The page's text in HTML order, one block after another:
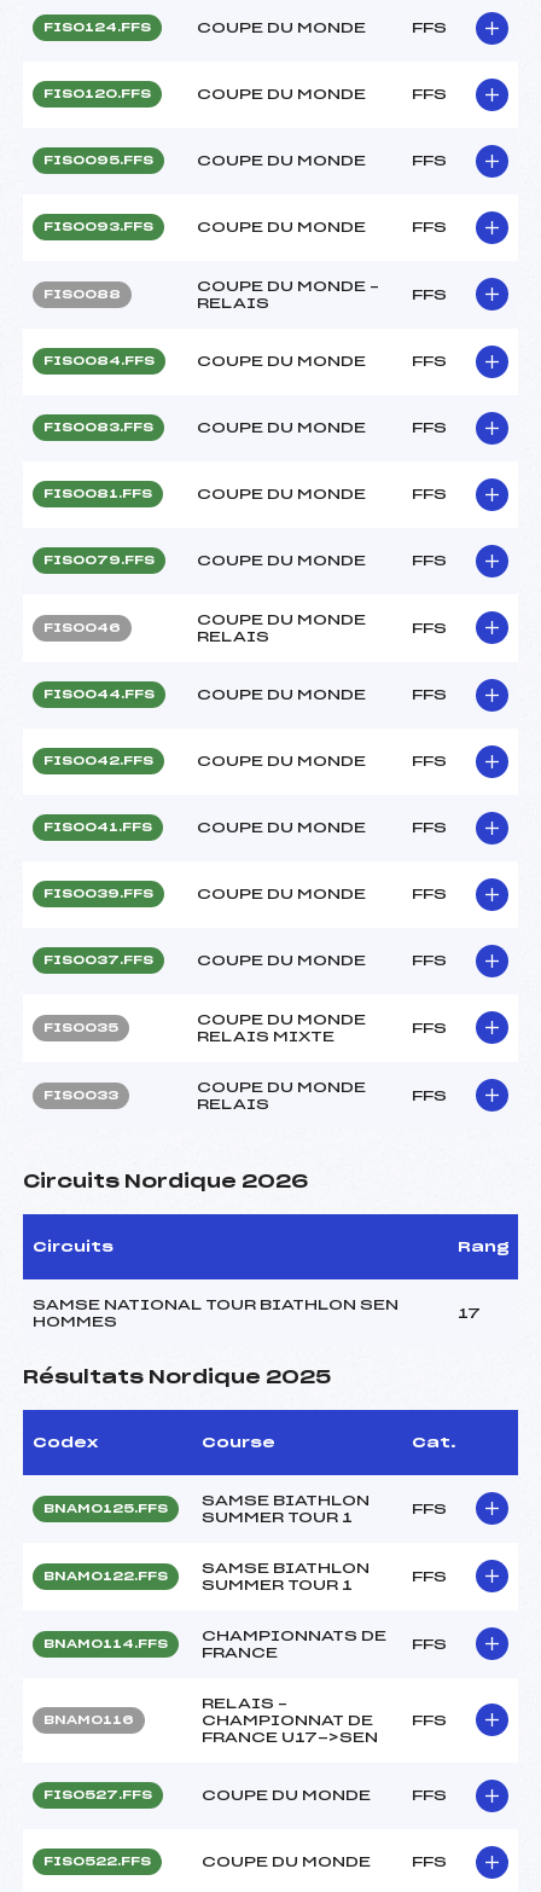
FIS0124.FFS COUPE DU MONDE FFS
FIS0120.FFS COUPE DU MONDE FFS
FIS0095.FFS COUPE DU MONDE FFS
FIS0093.FFS COUPE DU MONDE FFS
FIS0088
COUPE DU MONDE –
RELAIS
FFS
FIS0084.FFS COUPE DU MONDE FFS
FIS0083.FFS COUPE DU MONDE FFS
FIS0081.FFS COUPE DU MONDE FFS
FIS0079.FFS COUPE DU MONDE FFS
FIS0046
COUPE DU MONDE
RELAIS
FFS
FIS0044.FFS COUPE DU MONDE FFS
FIS0042.FFS COUPE DU MONDE FFS
FIS0041.FFS COUPE DU MONDE FFS
FIS0039.FFS COUPE DU MONDE FFS
FIS0037.FFS COUPE DU MONDE FFS
FIS0035
COUPE DU MONDE
RELAIS MIXTE
FFS
FIS0033
COUPE DU MONDE
RELAIS
FFS
Circuits Nordique 2026
Circuits Rang
SAMSE NATIONAL TOUR BIATHLON SEN
HOMMES
17
Résultats Nordique 2025
Codex Course Cat.
BNAM0125.FFS
SAMSE BIATHLON
SUMMER TOUR 1
FFS
BNAM0122.FFS
SAMSE BIATHLON
SUMMER TOUR 1
FFS
BNAM0114.FFS
CHAMPIONNATS DE
FRANCE
FFS
BNAM0116
RELAIS –
CHAMPIONNAT DE
FRANCE U17->SEN
FFS
FIS0527.FFS COUPE DU MONDE FFS
FIS0522.FFS COUPE DU MONDE FFS